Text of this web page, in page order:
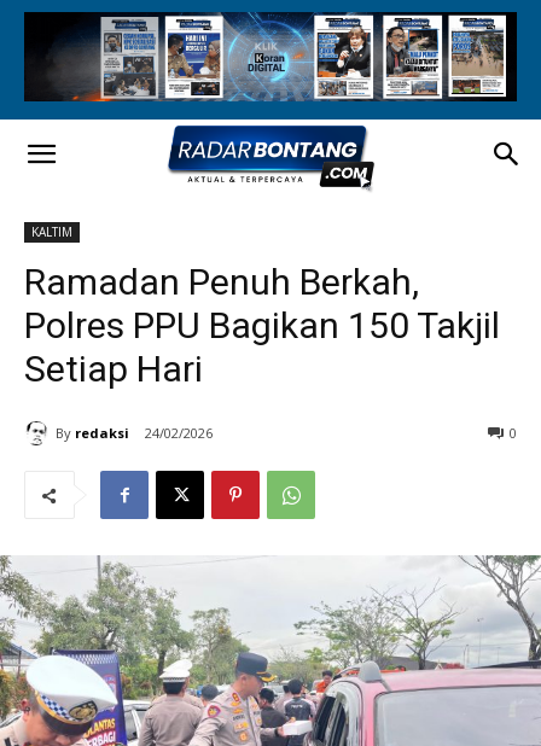
KALTIM
Ramadan Penuh Berkah,
Polres PPU Bagikan 150 Takjil
Setiap Hari
By redaksi 24/02/2026 0